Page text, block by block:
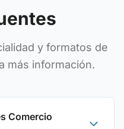
y formatos de
más información.
Comercio